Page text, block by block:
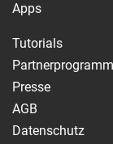
Apps
Tutorials
Partnerprogramm
Presse
AGB
Datenschutz